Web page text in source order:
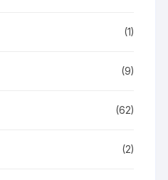
(1)
(9)
(62)
(2)